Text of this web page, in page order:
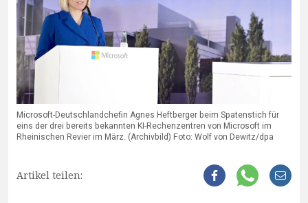
Microsoft-Deutschlandchefin Agnes Heftberger beim Spatenstich für
eins der drei bereits bekannten KI-Rechenzentren von Microsoft im
Rheinischen Revier im März. (Archivbild) Foto: Wolf von Dewitz/dpa
Artikel teilen: